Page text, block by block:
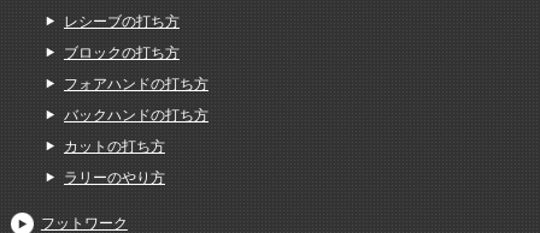
レシーブの打ち方
ブロックの打ち方
フォアハンドの打ち方
バックハンドの打ち方
カットの打ち方
ラリーのやり方
フットワーク